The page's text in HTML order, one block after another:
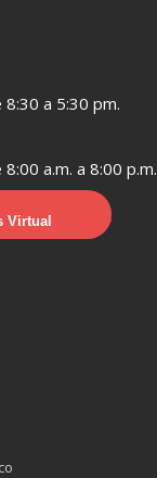
a 5:30 pm.
a.m. a 8:00 p.m.
Virtual